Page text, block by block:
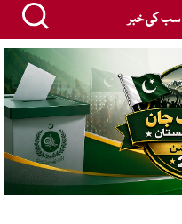
سب کی خبر